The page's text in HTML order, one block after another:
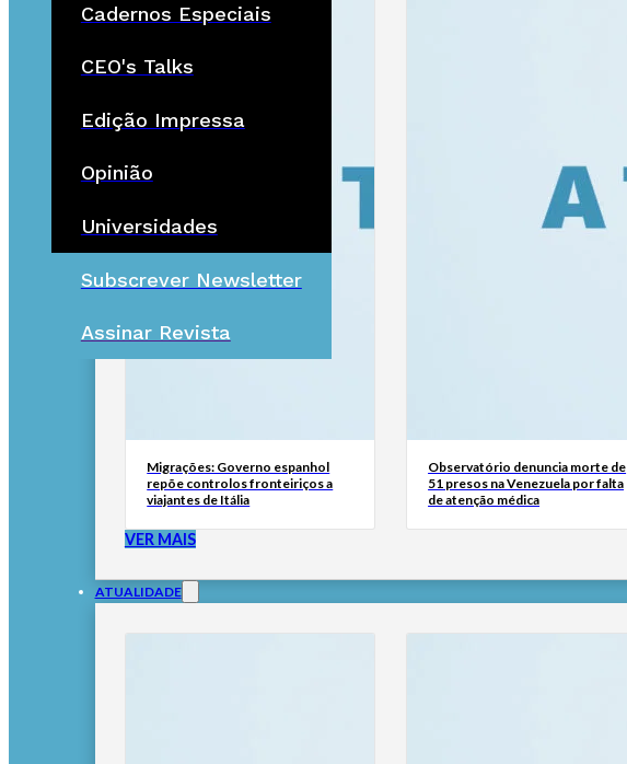
Cadernos Especiais
CEO's Talks
Edição Impressa
Opinião
Universidades
Subscrever Newsletter
Assinar Revista
Migrações: Governo espanhol
repõe controlos fronteiriços a
viajantes de Itália
Observatório denuncia morte de
51 presos na Venezuela por falta
de atenção médica
VER MAIS
ATUALIDADE